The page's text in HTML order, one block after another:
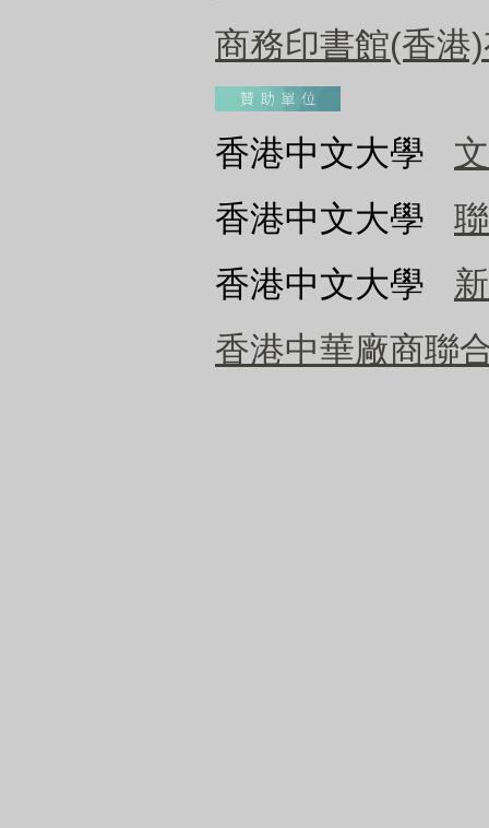
商務印書館(香港
香港中文大學
香港中文大學
香港中文大學
香港中華廠商聯